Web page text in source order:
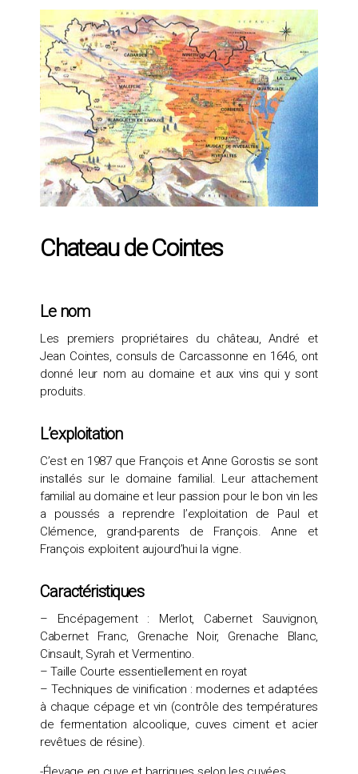
Chateau de Cointes
Le nom
Les premiers propriétaires du château, André et
Jean Cointes, consuls de Carcassonne en 1646, ont
donné leur nom au domaine et aux vins qui y sont
produits.
L’exploitation
C’est en 1987 que François et Anne Gorostis se sont
installés sur le domaine familial. Leur attachement
familial au domaine et leur passion pour le bon vin les
a poussés a reprendre l’exploitation de Paul et
Clémence, grand-parents de François. Anne et
François exploitent aujourd’hui la vigne.
Caractéristiques
– Encépagement : Merlot, Cabernet Sauvignon,
Cabernet Franc, Grenache Noir, Grenache Blanc,
Cinsault, Syrah et Vermentino.
– Taille Courte essentiellement en royat
– Techniques de vinification : modernes et adaptées
à chaque cépage et vin (contrôle des températures
de fermentation alcoolique, cuves ciment et acier
revêtues de résine).